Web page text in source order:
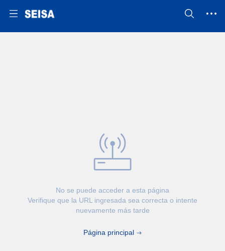
No se puede acceder a esta página
Verifique que la URL ingresada sea correcta o intente
nuevamente más tarde
Página principal